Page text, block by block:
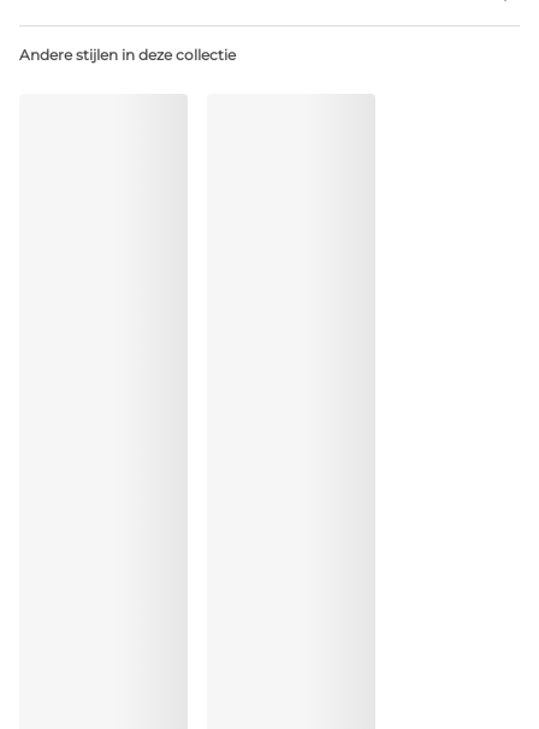
Geen professionele reiniging
Niet trommeldrogen
Andere stijlen in deze collectie